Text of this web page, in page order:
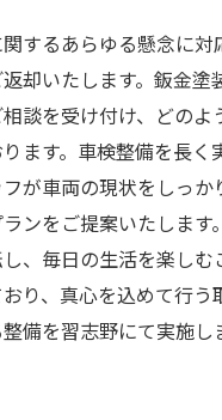
するあらゆる懸念に
却いたします。鈑金塗
談を受け付け、どのよ
ます。車検整備を長く
が車両の現状をしっか
ンをご提案いたします
、毎日の生活を楽しむ
り、真心を込めて行う
備を習志野にて実施し